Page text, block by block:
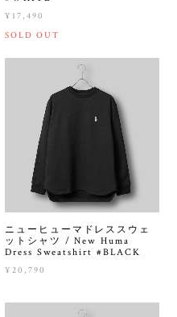
¥17,490
SOLD OUT
ニューヒューマドレススウェ
ットシャツ / New Huma
Dress Sweatshirt #BLACK
¥20,790